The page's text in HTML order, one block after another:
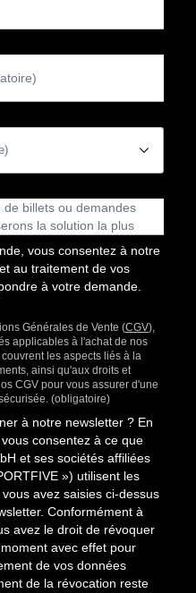
􀆈
vous consentez à notre
au traitement de vos
à votre demande.
Générales de Vente (CGV),
applicables à l'achat de nos
les aspects liés à la
ainsi qu'aux droits et
CGV pour vous assurer d'une
(obligatoire)
à notre newsletter ? En
consentez à ce que
et ses sociétés affiliées
») utilisent les
avez saisies ci-dessus
Conformément à
avez le droit de révoquer
avec effet pour
de vos données
de la révocation reste